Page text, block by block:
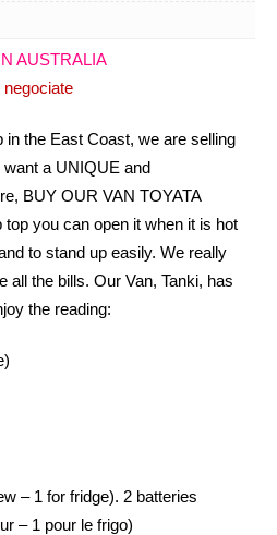
AUSTRALIA
in the East Coast, we are selling
a UNIQUE and
BUY OUR VAN TOYATA
you can open it when it is hot
to stand up easily. We really
all the bills. Our Van, Tanki, has
the reading:
– 1 for fridge). 2 batteries
– 1 pour le frigo)